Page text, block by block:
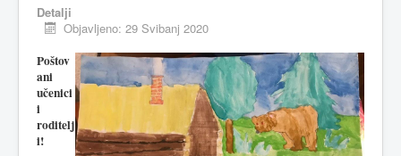
Detalji
Objavljeno: 29 Svibanj 2020
Poštov
ani
učenici
i
roditelj
i!